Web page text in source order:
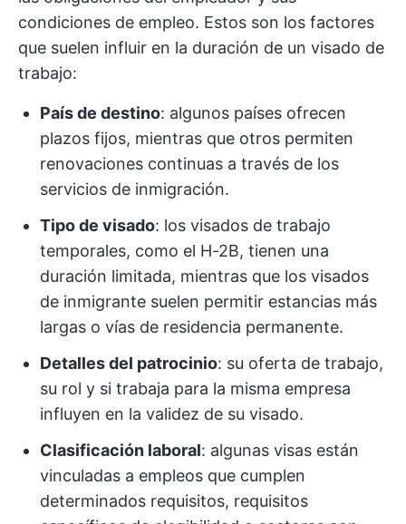
condiciones de empleo. Estos son los factores
que suelen influir en la duración de un visado de
trabajo:
País de destino: algunos países ofrecen
plazos fijos, mientras que otros permiten
renovaciones continuas a través de los
servicios de inmigración.
Tipo de visado: los visados de trabajo
temporales, como el H-2B, tienen una
duración limitada, mientras que los visados
de inmigrante suelen permitir estancias más
largas o vías de residencia permanente.
Detalles del patrocinio: su oferta de trabajo,
su rol y si trabaja para la misma empresa
influyen en la validez de su visado.
Clasificación laboral: algunas visas están
vinculadas a empleos que cumplen
determinados requisitos, requisitos